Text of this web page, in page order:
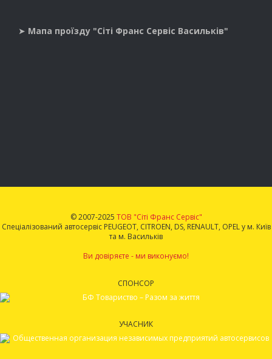
➤ Мапа проїзду "Сіті Франс Сервіс Васильків"
© 2007-2025 ТОВ "Сіті Франс Сервіс"
Спеціалізований автосервіс PEUGEOT, CITROEN, DS, RENAULT, OPEL у м. Київ
та м. Васильків
Ви довіряєте - ми виконуємо!
СПОНСОР
УЧАСНИК